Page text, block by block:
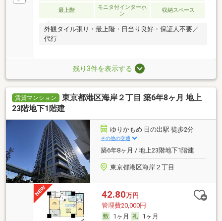
最上階
モニタ付インターホ
ン
収納スペース
外観タイル張り・最上階・日当り良好・保証人不要／
代行
残り3件を表示する
賃貸マンション
東京都港区海岸２丁目 築6年8ヶ月 地上
23階地下1階建
ゆりかもめ 日の出駅 徒歩2分
その他の交通
築6年8ヶ月 / 地上23階地下1階建
東京都港区海岸２丁目
42.80万円
管理費20,000円
1ヶ月
1ヶ月